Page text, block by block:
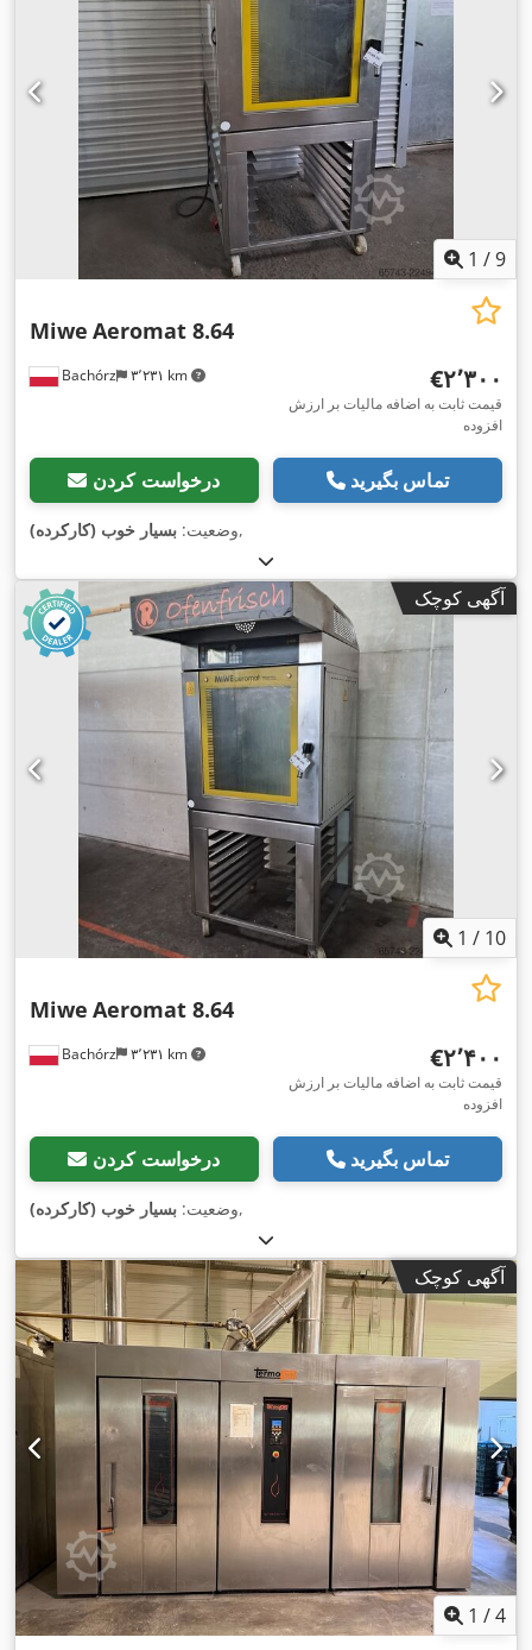
1 /9
Bachórz ۳٬۲۳۱ km
Miwe Aeromat 8.64
‎€۲٬۳۰۰
قیمت ثابت به اضافه مالیات بر ارزش
افزوده
درخواست کردن تماس بگیرید
وضعیت: بسیار خوب (کارکرده) ,
آگهی کوچک
1 / 10
Bachórz ۳٬۲۳۱ km
Miwe Aeromat 8.64
‎€۲٬۴۰۰
قیمت ثابت به اضافه مالیات بر ارزش
افزوده
درخواست کردن تماس بگیرید
وضعیت: بسیار خوب (کارکرده) ,
آگهی کوچک
1 /4